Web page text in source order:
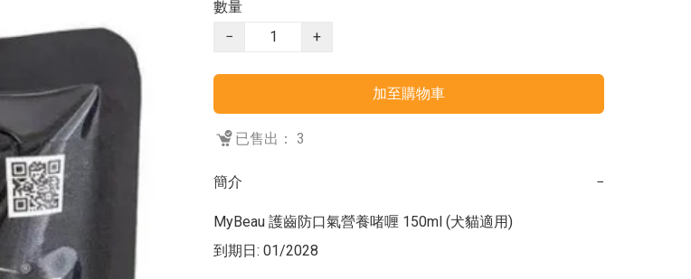
數量
−
+
加至購物車
已售出： 3
簡介 −
MyBeau 護齒防口氣營養啫喱 150ml (犬貓適用)
到期日: 01/2028